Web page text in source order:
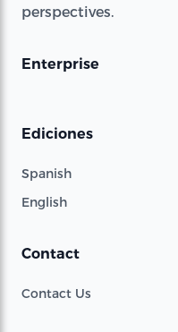
perspectives.
Enterprise
Ediciones
Spanish
English
Contact
Contact Us